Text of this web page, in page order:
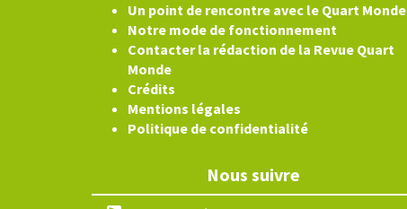
Un point de rencontre avec le Quart Monde
Notre mode de fonctionnement
Contacter la rédaction de la Revue Quart
Monde
Crédits
Mentions légales
Politique de confidentialité
Nous suivre